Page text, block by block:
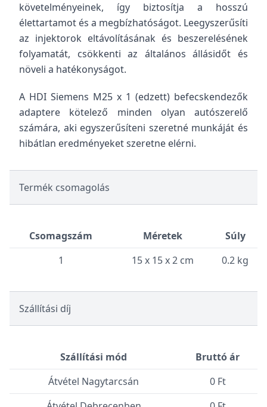
követelményeinek, így biztosítja a hosszú
élettartamot és a megbízhatóságot. Leegyszerűsíti
az injektorok eltávolításának és beszerelésének
folyamatát, csökkenti az általános állásidőt és
növeli a hatékonyságot.
A HDI Siemens M25 x 1 (edzett) befecskendezők
adaptere kötelező minden olyan autószerelő
számára, aki egyszerűsíteni szeretné munkáját és
hibátlan eredményeket szeretne elérni.
Termék csomagolás
Csomagszám Méretek
Súly
1
15 x 15 x 2 cm 0.2 kg
Szállítási díj
Szállítási mód
Bruttó ár
Átvétel Nagytarcsán
0 Ft